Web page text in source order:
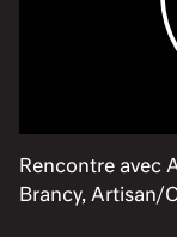
Rencontre avec
Brancy, Artisan/